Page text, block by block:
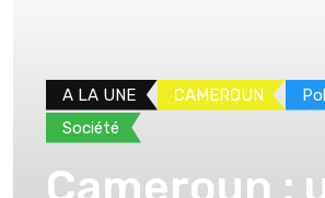
A LA UNE CAMEROUN
Société
Cameroun :